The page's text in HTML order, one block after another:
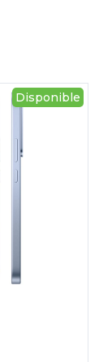
Disponible